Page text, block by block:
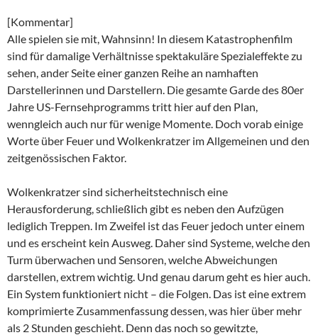
[Kommentar]
Alle spielen sie mit, Wahnsinn! In diesem Katastrophenfilm
sind für damalige Verhältnisse spektakuläre Spezialeffekte zu
sehen, ander Seite einer ganzen Reihe an namhaften
Darstellerinnen und Darstellern. Die gesamte Garde des 80er
Jahre US-Fernsehprogramms tritt hier auf den Plan,
wenngleich auch nur für wenige Momente. Doch vorab einige
Worte über Feuer und Wolkenkratzer im Allgemeinen und den
zeitgenössischen Faktor.
Wolkenkratzer sind sicherheitstechnisch eine
Herausforderung, schließlich gibt es neben den Aufzügen
lediglich Treppen. Im Zweifel ist das Feuer jedoch unter einem
und es erscheint kein Ausweg. Daher sind Systeme, welche den
Turm überwachen und Sensoren, welche Abweichungen
darstellen, extrem wichtig. Und genau darum geht es hier auch.
Ein System funktioniert nicht – die Folgen. Das ist eine extrem
komprimierte Zusammenfassung dessen, was hier über mehr
als 2 Stunden geschieht. Denn das noch so gewitzte,